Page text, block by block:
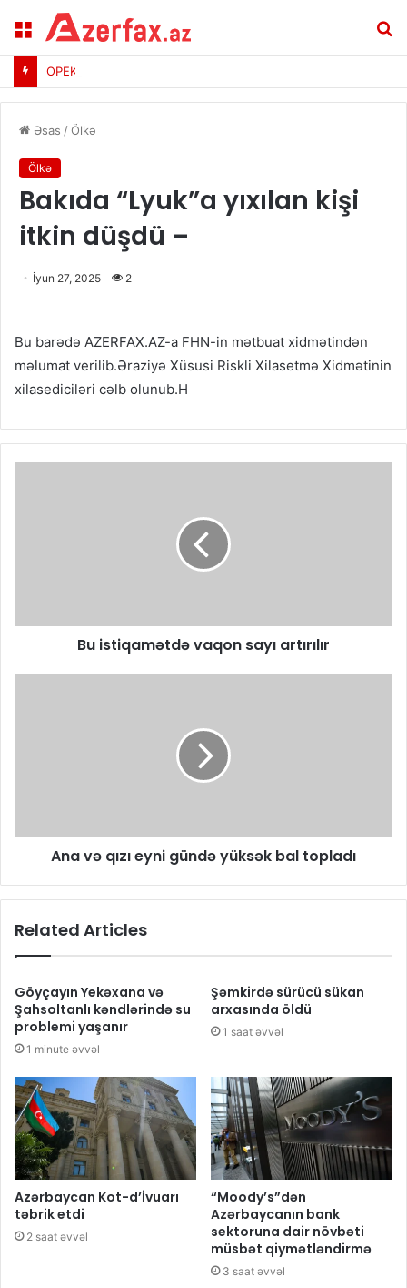
Menu
OPEK-dən ayrılan bu ölkə neft ixracını artırır
Əsas /Ölkə
Ölkə
Bakıda “Lyuk”a yıxılan kişi
itkin düşdü –
İyun 27, 2025 2
Bu barədə AZERFAX.AZ-a FHN-in mətbuat xidmətindən
məlumat verilib.Əraziyə Xüsusi Riskli Xilasetmə Xidmətinin
xilasediciləri cəlb olunub.H
Bu istiqamətdə vaqon sayı artırılır
Ana və qızı eyni gündə yüksək bal topladı
Related Articles
Göyçayın Yekəxana və
Şahsoltanlı kəndlərində su
problemi yaşanır
1 minute əvvəl
Şəmkirdə sürücü sükan
arxasında öldü
1 saat əvvəl
Azərbaycan Kot-d’İvuarı
təbrik etdi
2 saat əvvəl
“Moody’s”dən
Azərbaycanın bank
sektoruna dair növbəti
müsbət qiymətləndirmə
3 saat əvvəl